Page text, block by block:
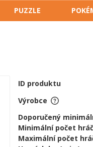
PUZZLE
ID produktu
Výrobce
Doporučený
Minimální počet
Maximální počet